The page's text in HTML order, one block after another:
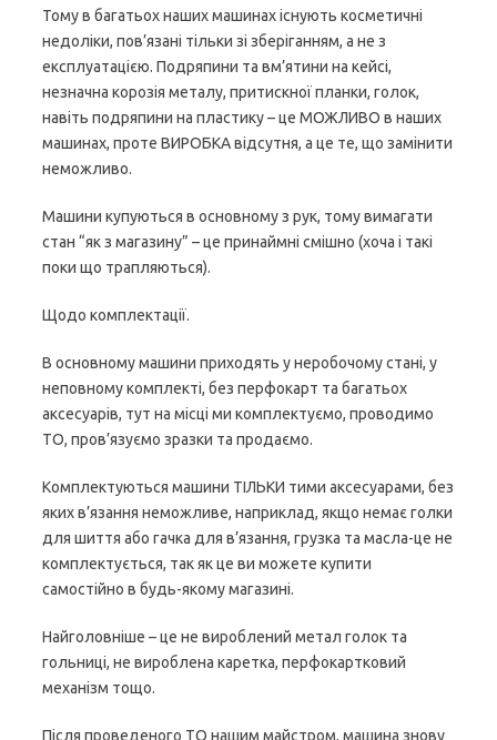
Тому в багатьох наших машинах існують косметичні
недоліки, пов’язані тільки зі зберіганням, а не з
експлуатацією. Подряпини та вм’ятини на кейсі,
незначна корозія металу, притискної планки, голок,
навіть подряпини на пластику – це МОЖЛИВО в наших
машинах, проте ВИРОБКА відсутня, а це те, що замінити
неможливо.
Машини купуються в основному з рук, тому вимагати
стан “як з магазину” – це принаймні смішно (хоча і такі
поки що трапляються).
Щодо комплектації.
В основному машини приходять у неробочому стані, у
неповному комплекті, без перфокарт та багатьох
аксесуарів, тут на місці ми комплектуємо, проводимо
ТО, пров’язуємо зразки та продаємо.
Комплектуються машини ТІЛЬКИ тими аксесуарами, без
яких в’язання неможливе, наприклад, якщо немає голки
для шиття або гачка для в’язання, грузка та масла-це не
комплектується, так як це ви можете купити
самостійно в будь-якому магазині.
Найголовніше – це не вироблений метал голок та
гольниці, не вироблена каретка, перфокартковий
механізм тощо.
Після проведеного ТО нашим майстром, машина знову